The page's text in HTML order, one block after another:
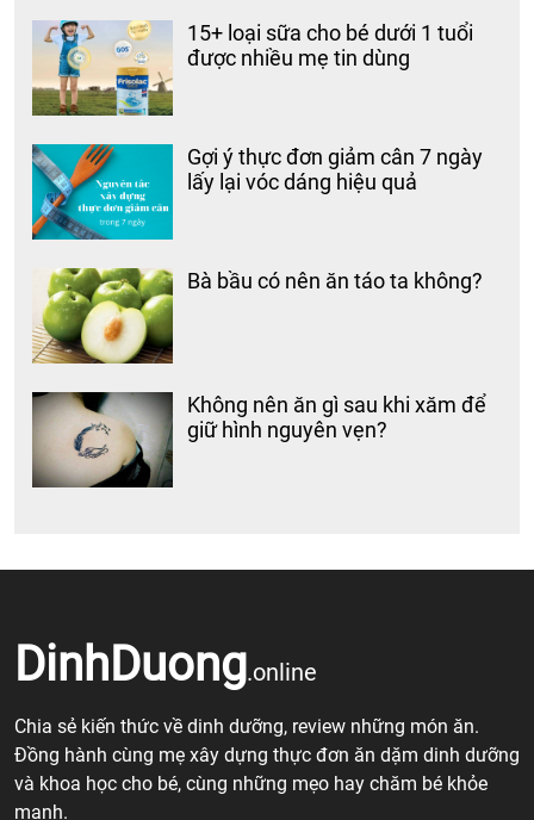
15+ loại sữa cho bé dưới 1 tuổi
được nhiều mẹ tin dùng
Gợi ý thực đơn giảm cân 7 ngày
lấy lại vóc dáng hiệu quả
Bà bầu có nên ăn táo ta không?
Không nên ăn gì sau khi xăm để
giữ hình nguyên vẹn?
DinhDuong.online
Chia sẻ kiến thức về dinh dưỡng, review những món ăn.
Đồng hành cùng mẹ xây dựng thực đơn ăn dặm dinh dưỡng
và khoa học cho bé, cùng những mẹo hay chăm bé khỏe
mạnh.